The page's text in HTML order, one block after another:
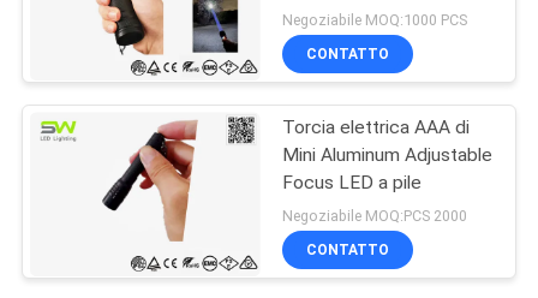
NOTIZIE
CASI
MAPPA
lanterna di
campeggio
principale
30
66
1000M Beam For
Hunting
Negoziabile MOQ:1000 PCS
CONTATTO
Torcia elettrica AAA di
Mini Aluminum Adjustable
Focus LED a pile
Negoziabile MOQ:PCS 2000
CONTATTO